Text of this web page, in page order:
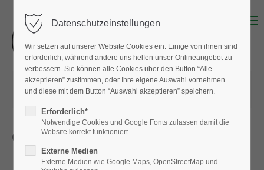
11.12.2022 14:39 von Albert Hausmann
Geplante Skifahrten / Skikurs
Datenschutzeinstellungen
Wir setzen auf unserer Website Cookies ein. Einige von ihnen sind
erforderlich, während andere uns helfen unser Onlineangebot zu
verbessern. Sie können alle Cookies über den Button “Alle
akzeptieren” zustimmen, oder Ihre eigene Auswahl vornehmen
und diese mit dem Button “Auswahl akzeptieren” speichern.
Erforderlich*
Notwendige Cookies und Google Fonts zulassen damit die
Website korrekt funktioniert
Externe Medien
Externe Medien wie Google Maps, OpenStreetMap und